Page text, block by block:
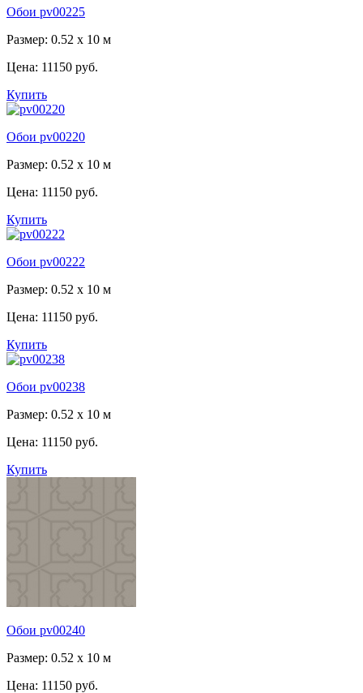
Обои pv00225
Размер: 0.52 x 10 м
Цена: 11150 руб.
Купить
Обои pv00220
Размер: 0.52 x 10 м
Цена: 11150 руб.
Купить
Обои pv00222
Размер: 0.52 x 10 м
Цена: 11150 руб.
Купить
Обои pv00238
Размер: 0.52 x 10 м
Цена: 11150 руб.
Купить
Обои pv00240
Размер: 0.52 x 10 м
Цена: 11150 руб.